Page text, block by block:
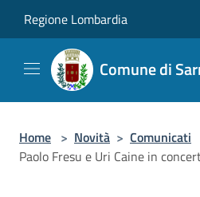
Regione Lombardia
Comune di
Home > Novità > Comunicati
Paolo Fresu e Uri Caine in